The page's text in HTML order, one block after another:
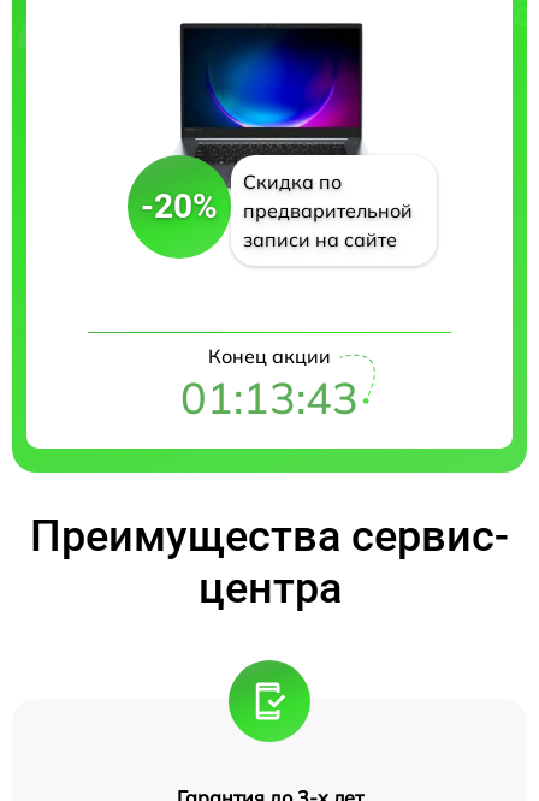
-20%
Скидка по
предварительной
записи на сайте
Конец акции
01:13:42
Преимущества сервис-
центра